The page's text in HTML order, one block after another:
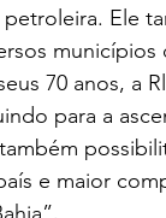
Ele
70 anos, a
para a
e maior